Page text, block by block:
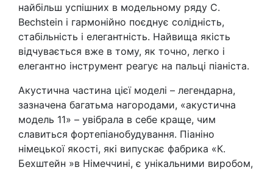
найбільш успішних в модельному ряду C.
Bechstein і гармонійно поєднує солідність,
стабільність і елегантність. Найвища якість
відчувається вже в тому, як точно, легко і
елегантно інструмент реагує на пальці піаніста.
Акустична частина цієї моделі – легендарна,
зазначена багатьма нагородами, «акустична
модель 11» – увібрала в себе краще, чим
славиться фортепіанобудування. Піаніно
німецької якості, які випускає фабрика «К.
Бехштейн »в Німеччині, є унікальними виробом,